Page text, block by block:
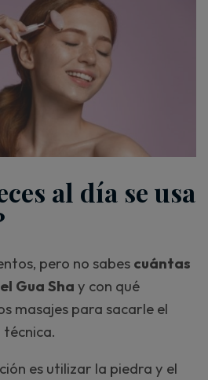
al día se usa
pero no sabes cuántas
Gua Sha y con qué
masajes para sacarle el
es utilizar la piedra y el